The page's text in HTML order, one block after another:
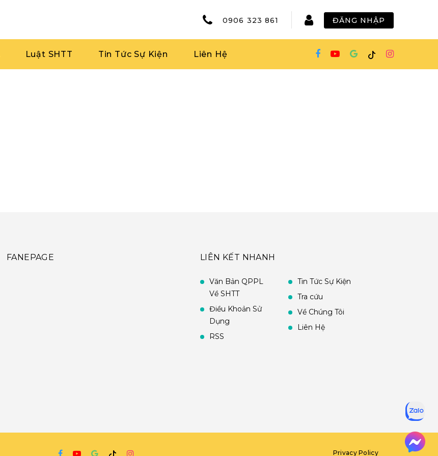
0906 323 861 ĐĂNG NHẬP
Luật SHTT Tin Tức Sự Kiện Liên Hệ
FANEPAGE LIÊN KẾT NHANH
Văn Bản QPPL
Về SHTT
Điều Khoản Sử
Dụng
RSS
Tin Tức Sự Kiện
Tra cứu
Về Chúng Tôi
Liên Hệ
Privacy Policy